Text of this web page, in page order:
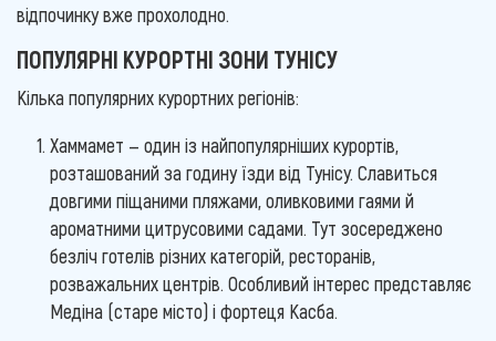
відпочинку вже прохолодно.
ПОПУЛЯРНІ КУРОРТНІ ЗОНИ ТУНІСУ
Кілька популярних курортних регіонів:
Хаммамет — один із найпопулярніших курортів,
розташований за годину їзди від Тунісу. Славиться
довгими піщаними пляжами, оливковими гаями й
ароматними цитрусовими садами. Тут зосереджено
безліч готелів різних категорій, ресторанів,
розважальних центрів. Особливий інтерес представляє
Медіна (старе місто) і фортеця Касба.